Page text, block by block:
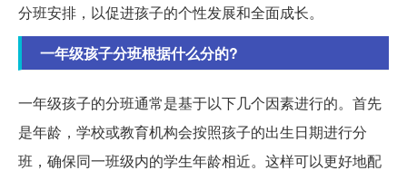
分班安排，以促进孩子的个性发展和全面成长。
一年级孩子分班根据什么分的?
一年级孩子的分班通常是基于以下几个因素进行的。首先
是年龄，学校或教育机构会按照孩子的出生日期进行分
班，确保同一班级内的学生年龄相近。这样可以更好地配